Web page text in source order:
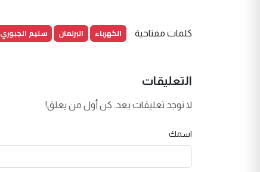
كلمات مفتاحية الكهرباء البرلمان سليم الجبوري
التعليقات
لا توجد تعليقات بعد. كن أول من يعلق!
اسمك